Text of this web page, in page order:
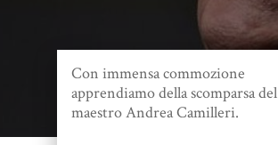
Con immensa commozione
apprendiamo della scomparsa del
maestro Andrea Camilleri.